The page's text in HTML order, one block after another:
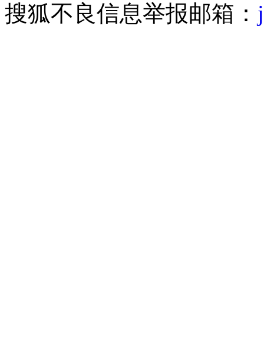
搜狐不良信息举报邮箱：